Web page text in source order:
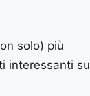
solo) più
interessanti su